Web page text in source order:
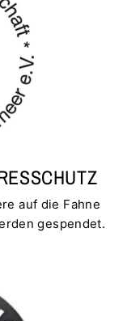
auf die Fahne
gespendet.